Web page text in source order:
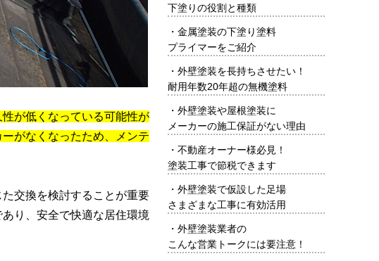
が低くなっている可能性が
がなくなったため、メンテ
交換を検討することが重要
り、安全で快適な居住環境
下塗りの役割と種類
・ 金属塗装の下塗り塗料
プライマーをご紹介
・ 外壁塗装を長持ちさせたい！
耐用年数20年超の無機塗料
・ 外壁塗装や屋根塗装に
メーカーの施工保証がない理由
・ 不動産オーナー様必見！
塗装工事で節税できます
・ 外壁塗装で仮設した足場
さまざまな工事に有効活用
・ 外壁塗装業者の
こんな営業トークには要注意！